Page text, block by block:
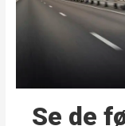
Se de